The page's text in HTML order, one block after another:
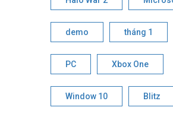
demo tháng 1
PC Xbox One
Window 10 Blitz